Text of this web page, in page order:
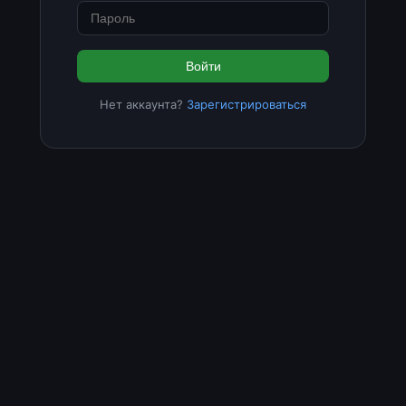
Войти
Нет аккаунта? Зарегистрироваться